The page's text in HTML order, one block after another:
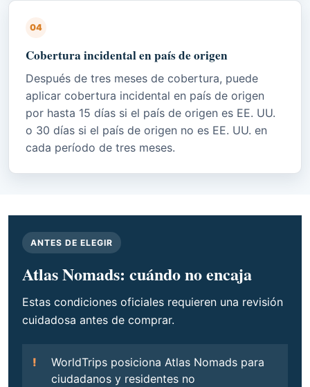
04
Cobertura incidental en país de origen
Después de tres meses de cobertura, puede
aplicar cobertura incidental en país de origen
por hasta 15 días si el país de origen es EE. UU.
o 30 días si el país de origen no es EE. UU. en
cada período de tres meses.
ANTES DE ELEGIR
Atlas Nomads: cuándo no encaja
Estas condiciones oficiales requieren una revisión
cuidadosa antes de comprar.
WorldTrips posiciona Atlas Nomads para
ciudadanos y residentes no